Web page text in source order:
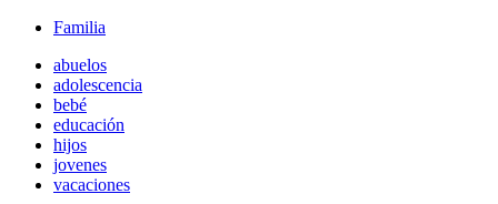
Familia
abuelos
adolescencia
bebé
educación
hijos
jovenes
vacaciones